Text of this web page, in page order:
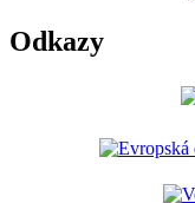
Odkazy